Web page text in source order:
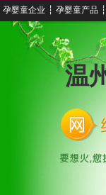
孕婴童企业 ┆ 孕婴童产品 ┆
温